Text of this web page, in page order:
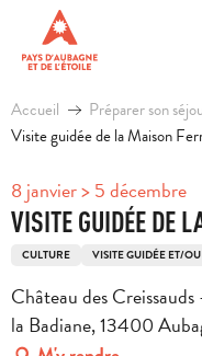
contenu
principal
Accueil Préparer son
Visite guidée de la Maison
8 janvier > 5 décembre
VISITE GUIDÉE DE
CULTURE VISITE GUIDÉE ET/OU
Château des
la Badiane, 13400